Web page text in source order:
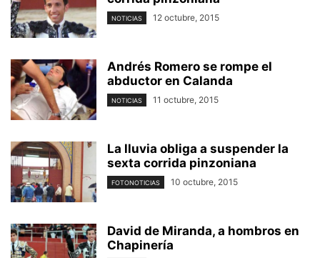
NOTICIAS 12 octubre, 2015
Andrés Romero se rompe el
abductor en Calanda
NOTICIAS 11 octubre, 2015
La lluvia obliga a suspender la
sexta corrida pinzoniana
FOTONOTICIAS 10 octubre, 2015
David de Miranda, a hombros en
Chapinería